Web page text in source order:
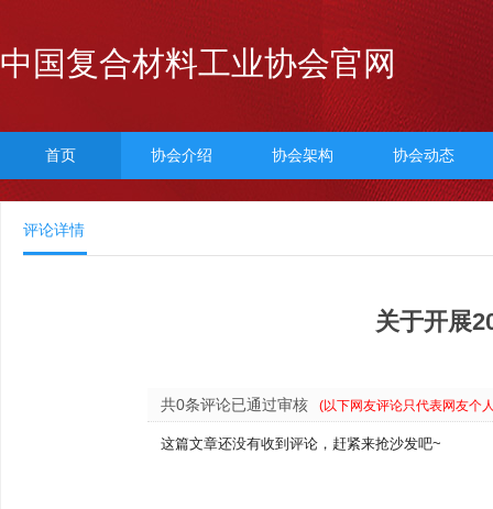
中国复合材料工业协会官网
首页 协会介绍 协会架构 协会动态
评论详情
关于开展
共0条评论已通过审核 (以下网友评论只代表网友个
这篇文章还没有收到评论，赶紧来抢沙发吧~